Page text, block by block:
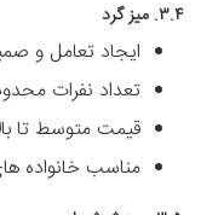
۳.۴. میز گرد
ایجاد تعامل و
تعداد نفرات
قیمت متوسط تا
مناسب خانواده